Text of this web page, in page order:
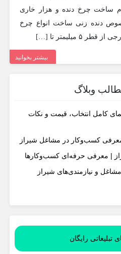
ساخت چرخ دنده و هزار خاری
دنده زنی ساخت انواع چرخ
میلیمتر تا […]
بیشتر بخوانید
وبلاگ
کامل انتخاب، قیمت و نکات
کسب‌وکار در مشاغل شیراز
| معرفی حرفه‌ای کسب‌وکارها
و نیازمندی‌های شیراز
تبلیغاتی رایگان